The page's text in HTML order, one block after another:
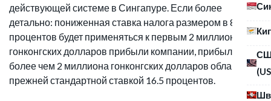
действующей системе в Сингапуре. Если более
детально: пониженная ставка налога размером в 8.25
процентов будет применяться к первым 2 миллионам
гонконгских долларов прибыли компании, прибыль же
более чем 2 миллиона гонконгских долларов облагается
прежней стандартной ставкой 16.5 процентов.